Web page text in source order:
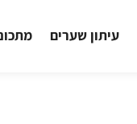
עיתון שערים